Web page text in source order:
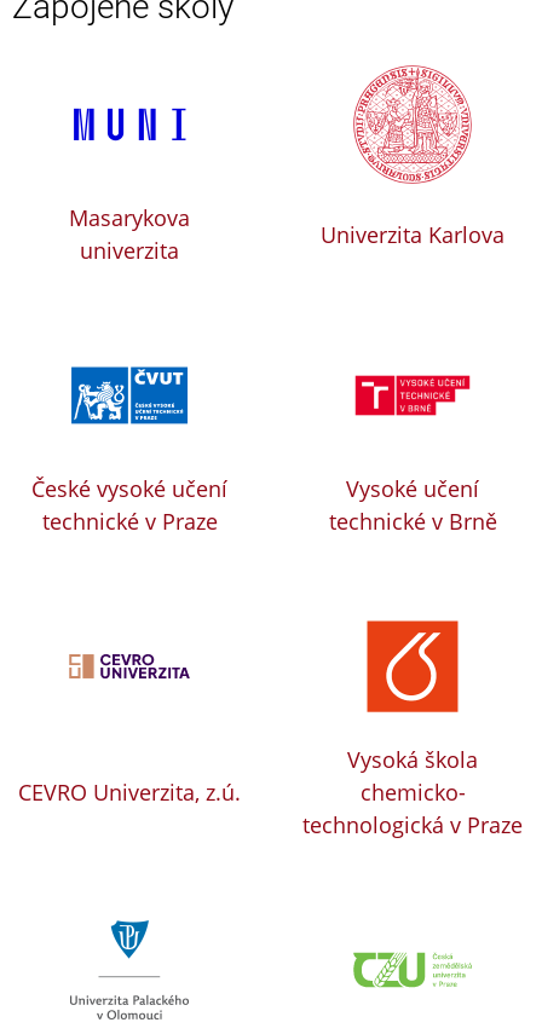
Masarykova
univerzita
Univerzita Karlova
České vysoké učení
technické v Praze
Vysoké učení
technické v Brně
CEVRO Univerzita, z.ú.
Vysoká škola
chemicko-
technologická v Praze